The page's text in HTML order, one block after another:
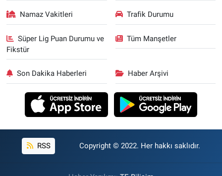
Namaz Vakitleri Trafik Durumu
Süper Lig Puan Durumu ve
Fikstür
Tüm Manşetler
Son Dakika Haberleri Haber Arşivi
RSS Copyright © 2022. Her hakkı saklıdır.